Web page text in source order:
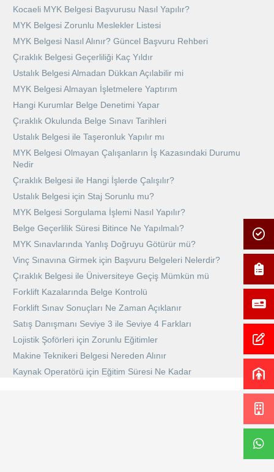
Kocaeli MYK Belgesi Başvurusu Nasıl Yapılır?
MYK Belgesi Zorunlu Meslekler Listesi
MYK Belgesi Nasıl Alınır? Güncel Başvuru Rehberi
Çıraklık Belgesi Geçerliliği Kaç Yıldır
Ustalık Belgesi Almadan Dükkan Açılabilir mi
MYK Belgesi Almayan İşletmelere Yaptırım
Hangi Kurumlar Belge Denetimi Yapar
Çıraklık Okulunda Belge Sınavı Tarihleri
Ustalık Belgesi ile Taşeronluk Yapılır mı
MYK Belgesi Olmayan Çalışanların İş Kazasındaki Durumu
Nedir
Çıraklık Belgesi ile Hangi İşlerde Çalışılır?
Ustalık Belgesi için Staj Sorunlu mu?
MYK Belgesi Sorgulama İşlemi Nasıl Yapılır?
Belge Geçerlilik Süresi Bitince Ne Yapılmalı?
MYK Sınavlarında Yanlış Doğruyu Götürür mü?
Vinç Sınavına Girmek için Başvuru Belgeleri Nelerdir?
Çıraklık Belgesi ile Üniversiteye Geçiş Mümkün mü
Forklift Kazalarında Belge Kontrolü
Forklift Sınav Sonuçları Ne Zaman Açıklanır
Satış Danışmanı Seviye 3 ile Seviye 4 Farkları
Lojistik Şoförleri için Zorunlu Eğitimler
Makine Teknikeri Belgesi Nereden Alınır
Kaynak Operatörü için Eğitim Süresi Ne Kadar